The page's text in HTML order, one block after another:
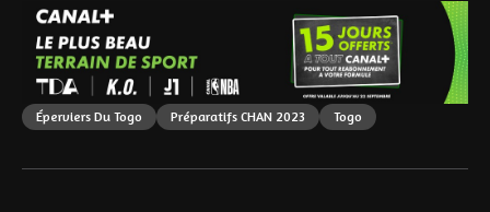
Éperviers Du Togo Préparatifs CHAN 2023 Togo